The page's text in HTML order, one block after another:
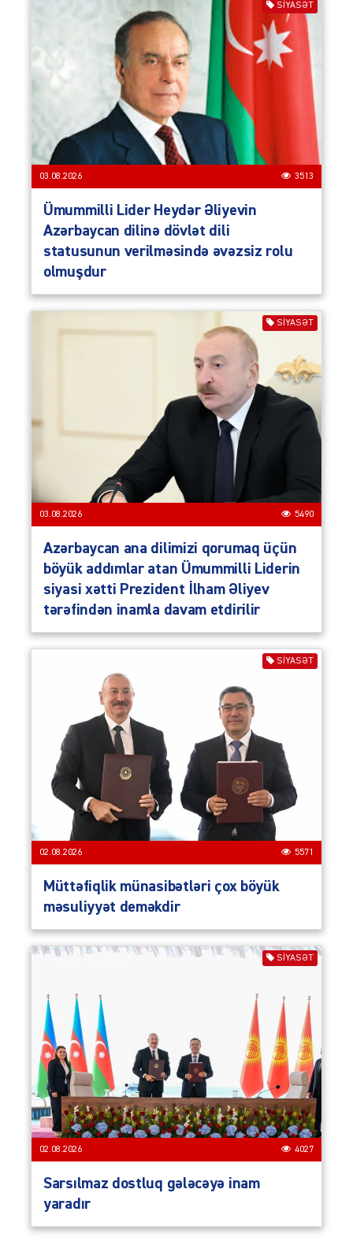
SIYASƏT
03.08.2026 3513
Ümummilli Lider Heydər Əliyevin
Azərbaycan dilinə dövlət dili
statusunun verilməsində əvəzsiz rolu
olmuşdur
SIYASƏT
03.08.2026 5490
Azərbaycan ana dilimizi qorumaq üçün
böyük addımlar atan Ümummilli Liderin
siyasi xətti Prezident İlham Əliyev
tərəfindən inamla davam etdirilir
SIYASƏT
02.08.2026 5571
Müttəfiqlik münasibətləri çox böyük
məsuliyyət deməkdir
SIYASƏT
02.08.2026 4027
Sarsılmaz dostluq gələcəyə inam
yaradır